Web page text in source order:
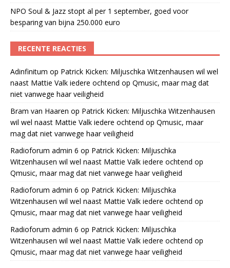
NPO Soul & Jazz stopt al per 1 september, goed voor
besparing van bijna 250.000 euro
RECENTE REACTIES
Adinfinitum op Patrick Kicken: Miljuschka Witzenhausen wil wel
naast Mattie Valk iedere ochtend op Qmusic, maar mag dat
niet vanwege haar veiligheid
Bram van Haaren op Patrick Kicken: Miljuschka Witzenhausen
wil wel naast Mattie Valk iedere ochtend op Qmusic, maar
mag dat niet vanwege haar veiligheid
Radioforum admin 6 op Patrick Kicken: Miljuschka
Witzenhausen wil wel naast Mattie Valk iedere ochtend op
Qmusic, maar mag dat niet vanwege haar veiligheid
Radioforum admin 6 op Patrick Kicken: Miljuschka
Witzenhausen wil wel naast Mattie Valk iedere ochtend op
Qmusic, maar mag dat niet vanwege haar veiligheid
Radioforum admin 6 op Patrick Kicken: Miljuschka
Witzenhausen wil wel naast Mattie Valk iedere ochtend op
Qmusic, maar mag dat niet vanwege haar veiligheid